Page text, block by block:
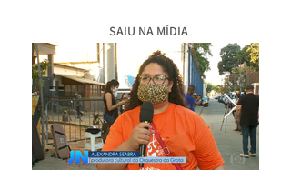
SAIU NA MÍDIA